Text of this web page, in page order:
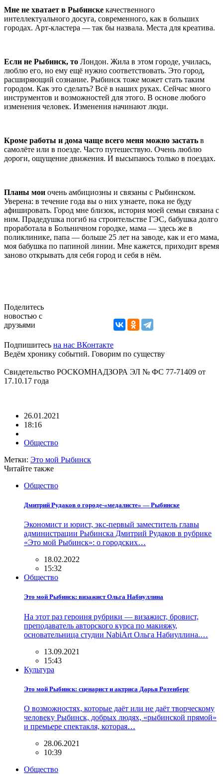
Мне не хватает в Рыбинске качественного
интеллектуального досуга, современного, как в больших
городах. Арт-кластера — так бы назвала. Места для креатива.
Если не Рыбинск, то Лондон. Жила в этом городе, училась,
люблю его, но ему ещё нужно соответствовать. Это город,
расширяющий сознание. Рыбинск тоже может стать таким
городом. Как это сделать? Всё в наших руках. Сейчас много
инструментов и возможностей для этого. В основе любого
изменения человек. Изменения начинают люди.
Кроме работы и дома чаще всего меня можно застать в
самолёте или в поезде. Часто путешествую. Очень люблю
дороги, ощущение движения. И высыпаюсь только в поездах.
Планы мои очень амбициозны и связаны с Рыбинском.
Уверена: в течение года вы о них узнаете, пока не буду
афишировать. Город мне близок, история моей семьи связана с
ним. Прадедушка погиб на строительстве ГЭС, бабушка долго
проработала в Больничном городке, мама — здесь же в
поликлинике, папа — больше 25 лет на заводе, как и его мама,
моя бабушка по папиной линии. Мне кажется, приходит время
заново открывать для себя город и себя в нём.
Поделитесь
новостью с
друзьями
Подпишитесь на нас ВКонтакте
Ведём хронику событий. Говорим по существу
Свидетельство РОСКОМНАДЗОРА ЭЛ № ФС 77-71409 от
17.10.17 года
26.01.2021
18:16
Общество
Метки: Это мой Рыбинск
Читайте также
Общество
Дмитрий Рудаков о городе-«медалисте» — Рыбинске
Экономист и юрист, экс-первый заместитель главы
администрации Рыбинска Дмитрий Рудаков в рубрике
«Это мой Рыбинск»: о городских…
18.02.2022
15:32
Общество
Это мой Рыбинск: визажист Ольга Набиуллина
На этот раз героиня рубрики — визажист, бровист,
преподаватель авторского курса по макияжу,
основательница студии NabiArt Ольга Набиуллина.…
13.09.2021
15:43
Культура
Это мой Рыбинск: сценарист и актриса Дарья Ротенберг
О возможностях, которые даёт или не даёт творческому
человеку Рыбинск, добрых людях, «рыбинской прямой»
и премьере спектакля, которая…
28.06.2021
10:39
Общество